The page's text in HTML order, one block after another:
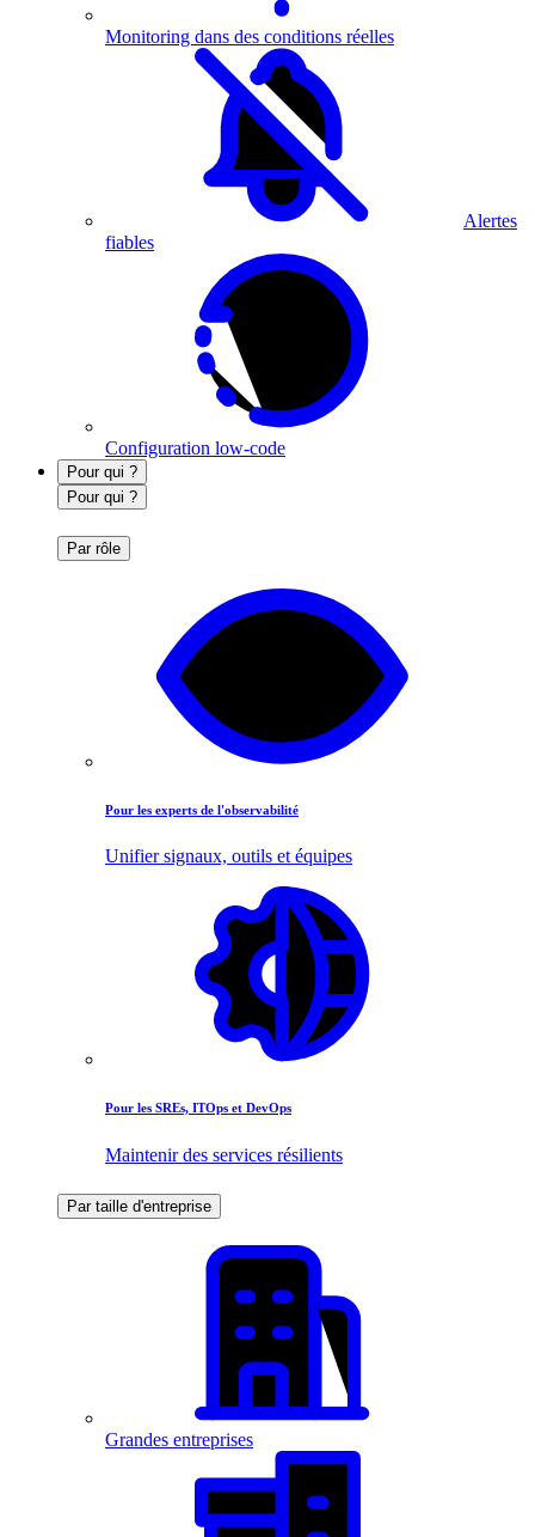
Monitoring dans des conditions réelles
Alertes
fiables
Configuration low-code
Pour qui ?
Pour qui ?
Par rôle
Pour les experts de l'observabilité
Unifier signaux, outils et équipes
Pour les SREs, ITOps et DevOps
Maintenir des services résilients
Par taille d'entreprise
Grandes entreprises